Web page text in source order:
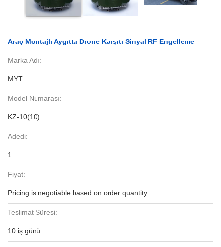
Araç Montajlı Aygıtta Drone Karşıtı Sinyal RF Engelleme
Marka Adı:
MYT
Model Numarası:
KZ-10(10)
Adedi:
1
Fiyat:
Pricing is negotiable based on order quantity
Teslimat Süresi:
10 iş günü